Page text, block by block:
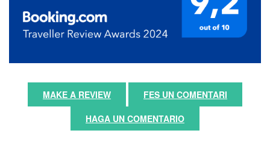
MAKE A REVIEW
FES UN COMENTARI
HAGA UN COMENTARIO